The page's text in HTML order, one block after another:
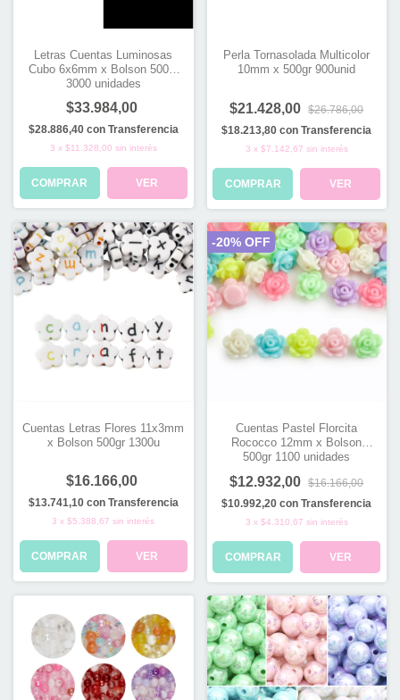
Letras Cuentas Luminosas
Cubo 6x6mm x Bolson 500gr
3000 unidades
$33.984,00
$28.886,40 con Transferencia
3 x $11.328,00 sin interés
COMPRAR VER
Perla Tornasolada Multicolor
10mm x 500gr 900unid
$21.428,00 $26.786,00
$18.213,80con Transferencia
3 x $7.142,67 sin interés
COMPRAR VER
Cuentas Letras Flores 11x3mm
x Bolson 500gr 1300u
$16.166,00
$13.741,10 con Transferencia
3 x$5.388,67 sin interés
COMPRAR VER
Cuentas Pastel Florcita
Rococco 12mm x Bolson
500gr 1100 unidades
-20% OFF
$12.932,00 $16.166,00
$10.992,20con Transferencia
3 x $4.310,67 sin interés
COMPRAR VER